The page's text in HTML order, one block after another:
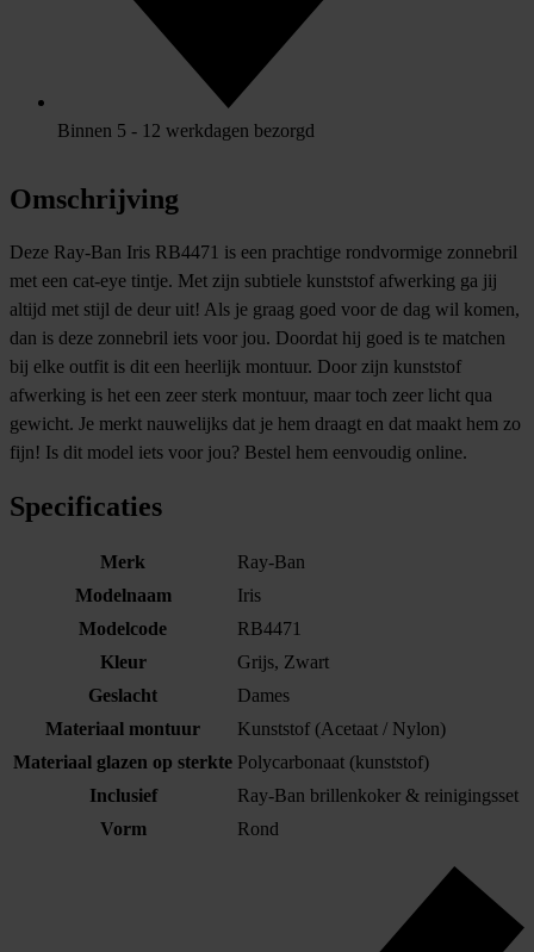
Binnen 5 - 12 werkdagen bezorgd
Omschrijving
Deze Ray-Ban Iris RB4471 is een prachtige rondvormige zonnebril
met een cat-eye tintje. Met zijn subtiele kunststof afwerking ga jij
altijd met stijl de deur uit! Als je graag goed voor de dag wil komen,
dan is deze zonnebril iets voor jou. Doordat hij goed is te matchen
bij elke outfit is dit een heerlijk montuur. Door zijn kunststof
afwerking is het een zeer sterk montuur, maar toch zeer licht qua
gewicht. Je merkt nauwelijks dat je hem draagt en dat maakt hem zo
fijn! Is dit model iets voor jou? Bestel hem eenvoudig online.
Specificaties
Merk
Ray-Ban
Modelnaam
Iris
Modelcode
RB4471
Kleur
Grijs, Zwart
Geslacht
Dames
Materiaal montuur
Kunststof (Acetaat / Nylon)
Materiaal glazen op sterkte Polycarbonaat (kunststof)
Inclusief
Ray-Ban brillenkoker & reinigingsset
Vorm
Rond